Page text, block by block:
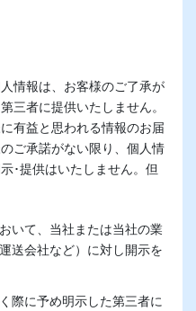
情報は、お客様のご了承が
三者に提供いたしません。
有益と思われる情報のお届
ご承諾がない限り、個人情
･提供はいたしません。但
いて、当社または当社の業
送会社など）に対し開示を
際に予め明示した第三者に